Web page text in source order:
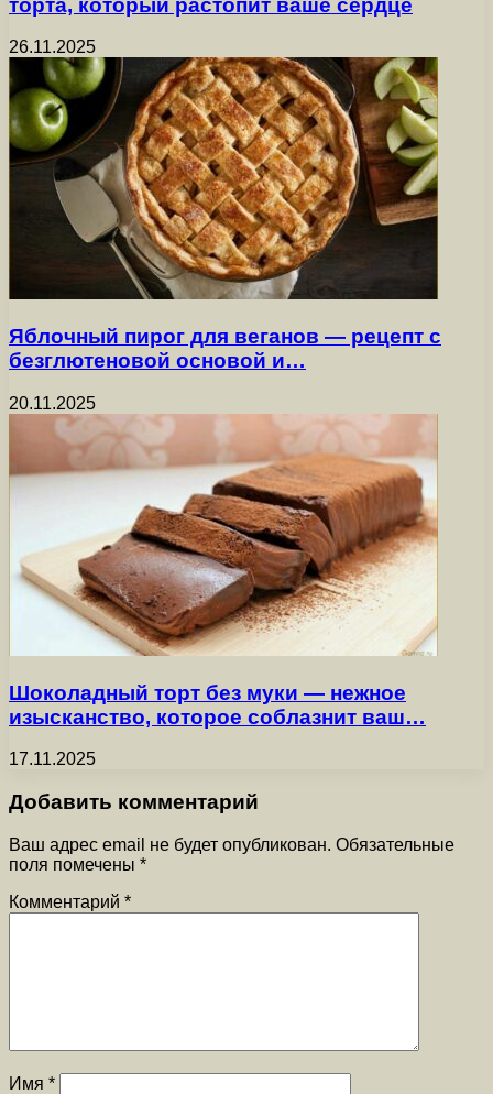
торта, который растопит ваше сердце
26.11.2025
Яблочный пирог для веганов — рецепт с
безглютеновой основой и…
20.11.2025
Шоколадный торт без муки — нежное
изысканство, которое соблазнит ваш…
17.11.2025
Добавить комментарий
Ваш адрес email не будет опубликован. Обязательные
поля помечены *
Комментарий *
Имя *